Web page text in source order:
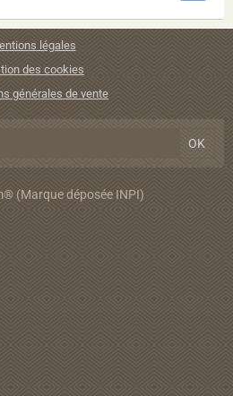
légales
des cookies
générales de vente
(Marque déposée INPI)